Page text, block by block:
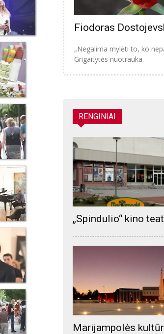
Fiodoras
„Negalima mylėti to, ko
Grigaitytės nuotrauka.
RENGINIAI
„Spindulio“ kino
Marijampolės